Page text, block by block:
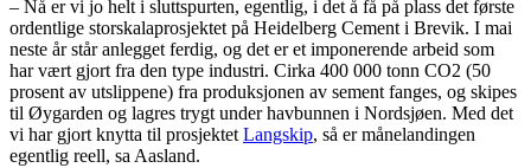
– Nå er vi jo helt i sluttspurten, egentlig, i det å få på plass det første
ordentlige storskalaprosjektet på Heidelberg Cement i Brevik. I mai
neste år står anlegget ferdig, og det er et imponerende arbeid som
har vært gjort fra den type industri. Cirka 400 000 tonn CO2 (50
prosent av utslippene) fra produksjonen av sement fanges, og skipes
til Øygarden og lagres trygt under havbunnen i Nordsjøen. Med det
vi har gjort knytta til prosjektet Langskip, så er månelandingen
egentlig reell, sa Aasland.